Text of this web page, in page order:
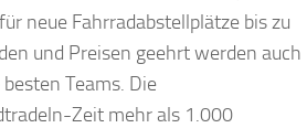
neue Fahrradabstellplätze bis zu
und Preisen geehrt werden auch
Teams. Die
Zeit mehr als 1.000